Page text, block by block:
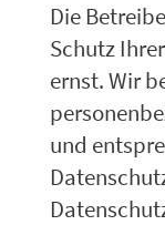
Die
Schutz
ernst. Wir
und